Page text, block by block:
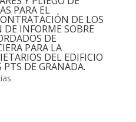
PARA EL
DE LOS
DE INFORME SOBRE
DE
PARA LA
DEL EDIFICIO
PTS DE GRANADA.